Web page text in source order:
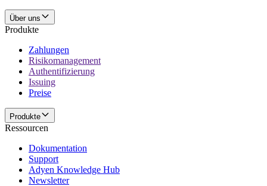
Über uns
Produkte
Zahlungen
Risikomanagement
Authentifizierung
Issuing
Preise
Produkte
Ressourcen
Dokumentation
Support
Adyen Knowledge Hub
Newsletter